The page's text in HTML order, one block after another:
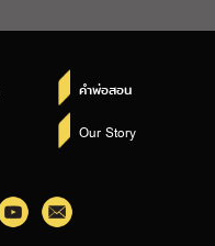
คำพ่อสอน
Our Story